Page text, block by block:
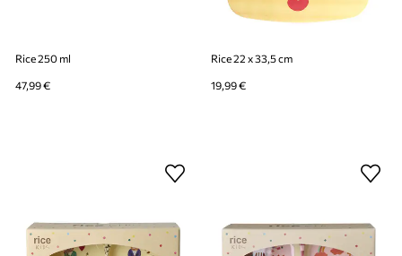
Rice 250 ml
47,99 €
Rice 22 x 33,5 cm
19,99 €